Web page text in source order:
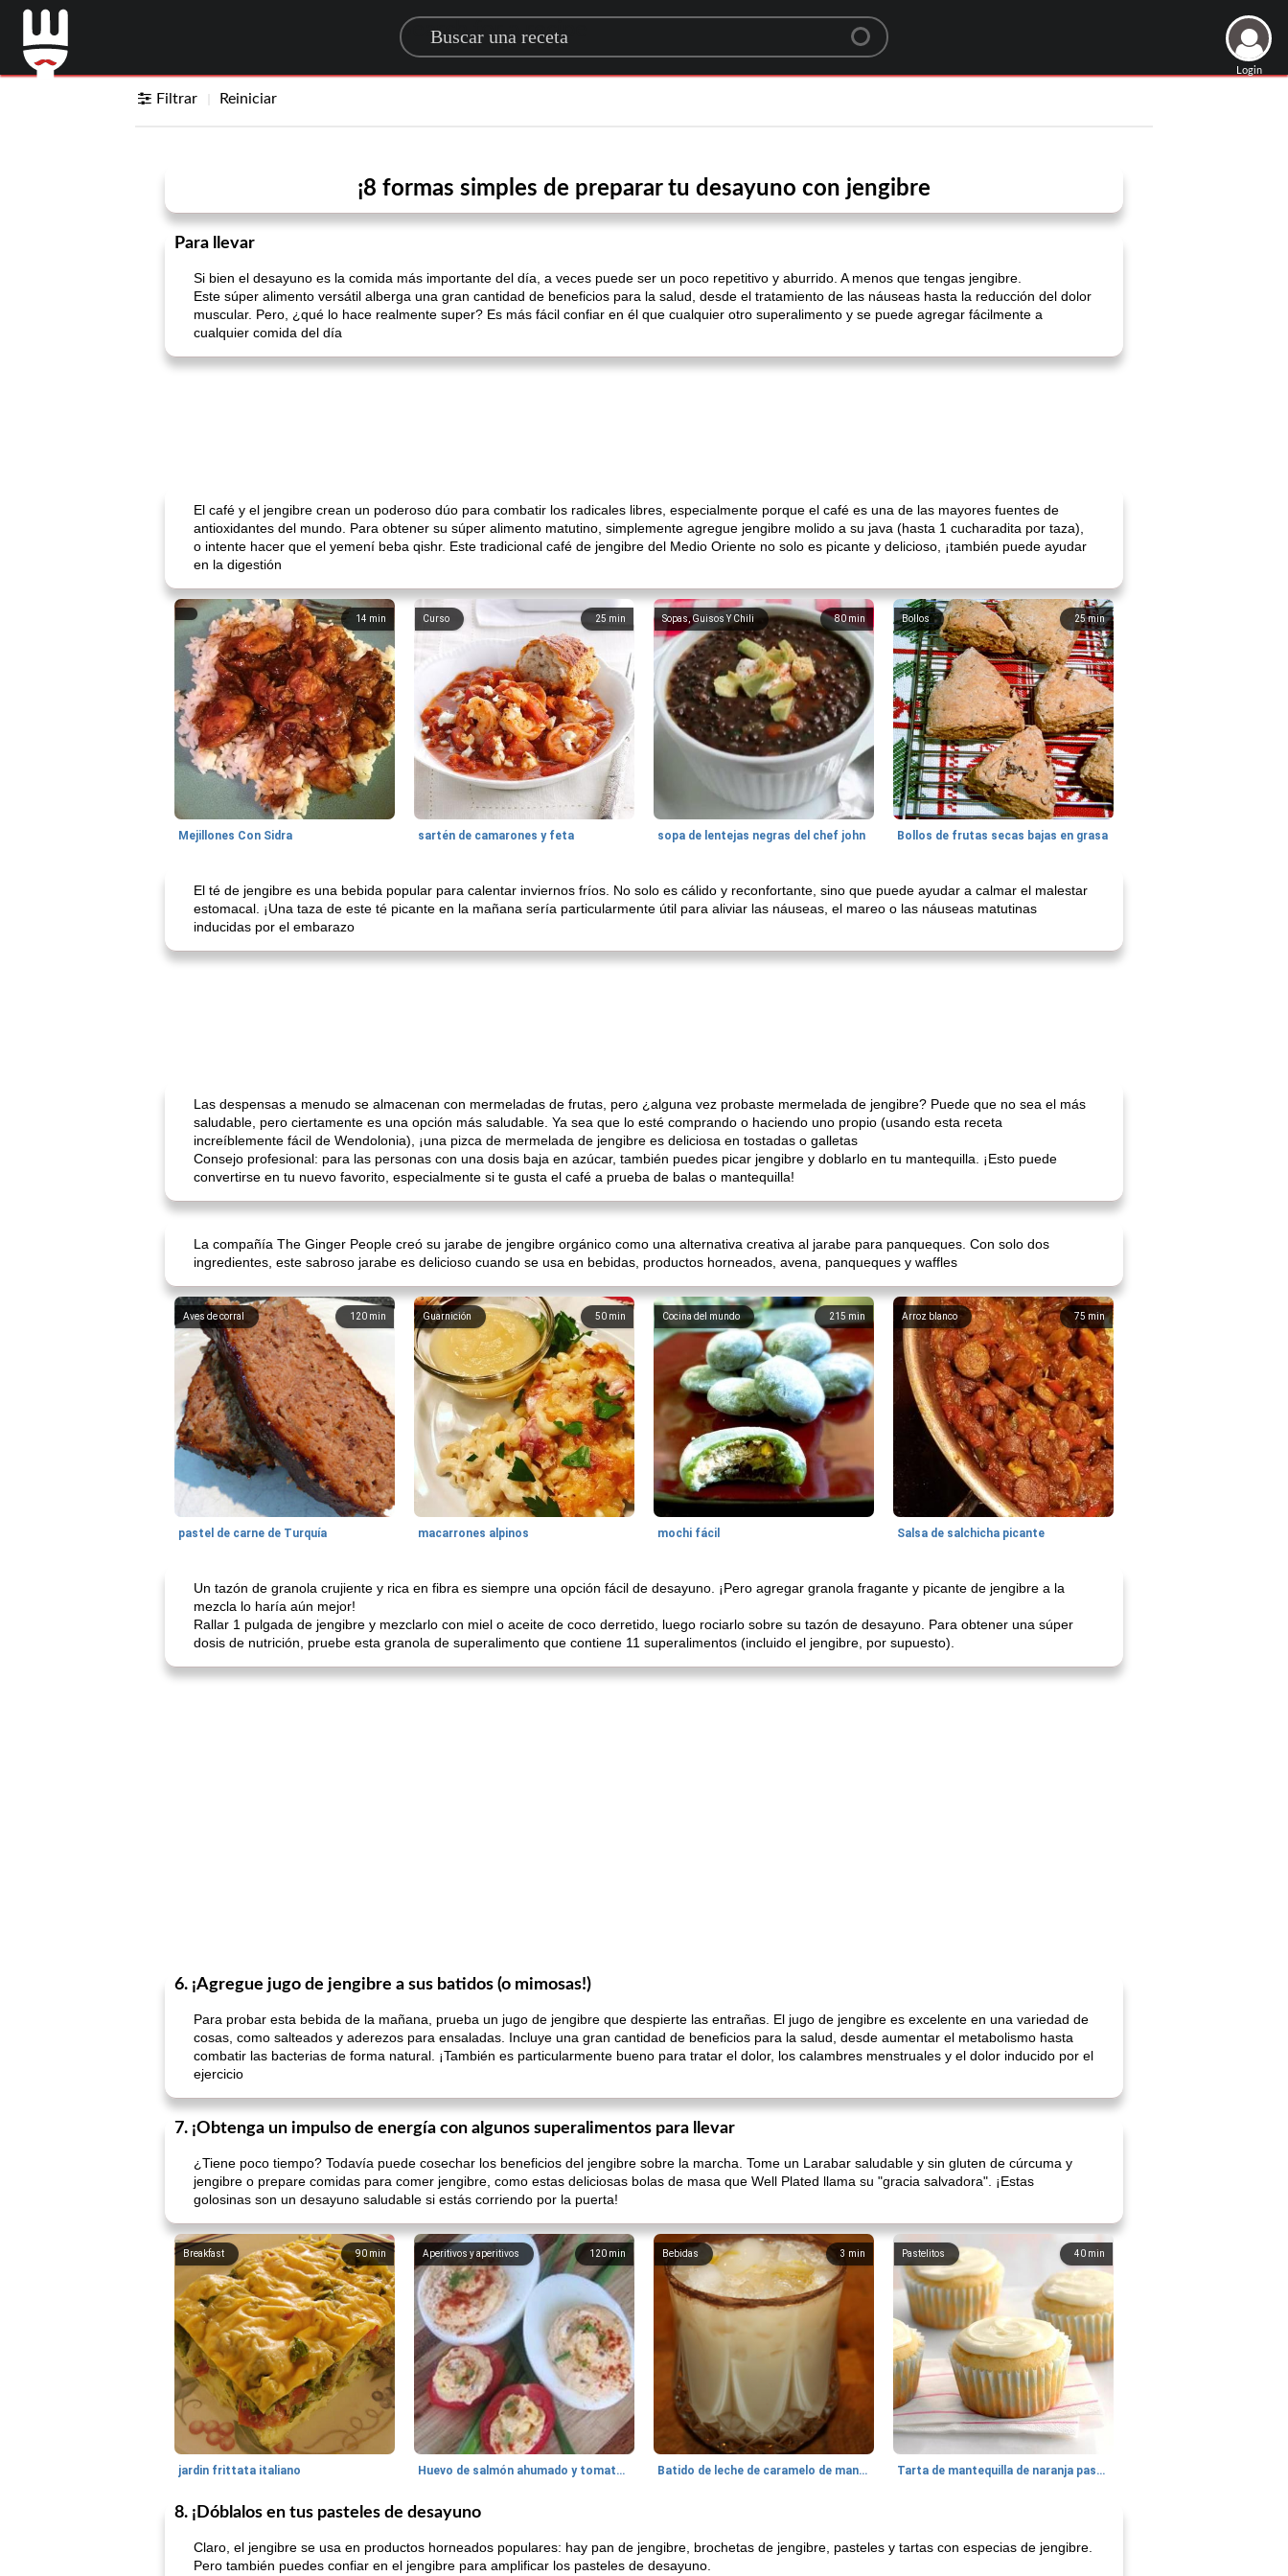
Search for a recipe
Login
Filtrar Reiniciar
¡8 formas simples de preparar tu desayuno con jengibre
Para llevar
Si bien el desayuno es la comida más importante del día, a veces puede ser un poco repetitivo y aburrido. A menos que tengas jengibre.
Este súper alimento versátil alberga una gran cantidad de beneficios para la salud, desde el tratamiento de las náuseas hasta la reducción del dolor
muscular. Pero, ¿qué lo hace realmente super? Es más fácil confiar en él que cualquier otro superalimento y se puede agregar fácilmente a
cualquier comida del día
El café y el jengibre crean un poderoso dúo para combatir los radicales libres, especialmente porque el café es una de las mayores fuentes de
antioxidantes del mundo. Para obtener su súper alimento matutino, simplemente agregue jengibre molido a su java (hasta 1 cucharadita por taza),
o intente hacer que el yemení beba qishr. Este tradicional café de jengibre del Medio Oriente no solo es picante y delicioso, ¡también puede ayudar
en la digestión
14 min
Mejillones Con Sidra
25 min
Curso
sartén de camarones y feta
80 min
Sopas, Guisos Y Chili
sopa de lentejas negras del chef john
25min
Bollos
Bollos de frutas secas bajas en grasa
El té de jengibre es una bebida popular para calentar inviernos fríos. No solo es cálido y reconfortante, sino que puede ayudar a calmar el malestar
estomacal. ¡Una taza de este té picante en la mañana sería particularmente útil para aliviar las náuseas, el mareo o las náuseas matutinas
inducidas por el embarazo
Las despensas a menudo se almacenan con mermeladas de frutas, pero ¿alguna vez probaste mermelada de jengibre? Puede que no sea el más
saludable, pero ciertamente es una opción más saludable. Ya sea que lo esté comprando o haciendo uno propio (usando esta receta
increíblemente fácil de Wendolonia), ¡una pizca de mermelada de jengibre es deliciosa en tostadas o galletas
Consejo profesional: para las personas con una dosis baja en azúcar, también puedes picar jengibre y doblarlo en tu mantequilla. ¡Esto puede
convertirse en tu nuevo favorito, especialmente si te gusta el café a prueba de balas o mantequilla!
La compañía The Ginger People creó su jarabe de jengibre orgánico como una alternativa creativa al jarabe para panqueques. Con solo dos
ingredientes, este sabroso jarabe es delicioso cuando se usa en bebidas, productos horneados, avena, panqueques y waffles
120 min
Aves de corral
pastel de carne de Turquía
50 min
Guarnición
macarrones alpinos
215 min
Cocina del mundo
mochi fácil
75 min
Arroz blanco
Salsa de salchicha picante
Un tazón de granola crujiente y rica en fibra es siempre una opción fácil de desayuno. ¡Pero agregar granola fragante y picante de jengibre a la
mezcla lo haría aún mejor!
Rallar 1 pulgada de jengibre y mezclarlo con miel o aceite de coco derretido, luego rociarlo sobre su tazón de desayuno. Para obtener una súper
dosis de nutrición, pruebe esta granola de superalimento que contiene 11 superalimentos (incluido el jengibre, por supuesto).
6. ¡Agregue jugo de jengibre a sus batidos (o mimosas!)
Para probar esta bebida de la mañana, prueba un jugo de jengibre que despierte las entrañas. El jugo de jengibre es excelente en una variedad de
cosas, como salteados y aderezos para ensaladas. Incluye una gran cantidad de beneficios para la salud, desde aumentar el metabolismo hasta
combatir las bacterias de forma natural. ¡También es particularmente bueno para tratar el dolor, los calambres menstruales y el dolor inducido por el
ejercicio
7. ¡Obtenga un impulso de energía con algunos superalimentos para llevar
¿Tiene poco tiempo? Todavía puede cosechar los beneficios del jengibre sobre la marcha. Tome un Larabar saludable y sin gluten de cúrcuma y
jengibre o prepare comidas para comer jengibre, como estas deliciosas bolas de masa que Well Plated llama su "gracia salvadora". ¡Estas
golosinas son un desayuno saludable si estás corriendo por la puerta!
90min
Breakfast
jardin frittata italiano
120 min
Aperitivos y aperitivos
Huevo de salmón ahumado y tomates rellenos.
3 min
Bebidas
Batido de leche de caramelo de mantequilla (alcohólico)
40 min
Pastelitos
Tarta de mantequilla de naranja pasada de moda
8. ¡Dóblalos en tus pasteles de desayuno
Claro, el jengibre se usa en productos horneados populares: hay pan de jengibre, brochetas de jengibre, pasteles y tartas con especias de jengibre.
Pero también puedes confiar en el jengibre para amplificar los pasteles de desayuno.